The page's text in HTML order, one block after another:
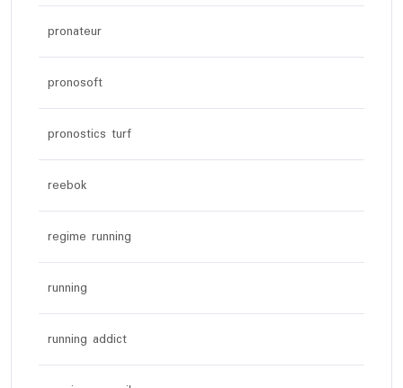
pronateur
pronosoft
pronostics turf
reebok
regime running
running
running addict